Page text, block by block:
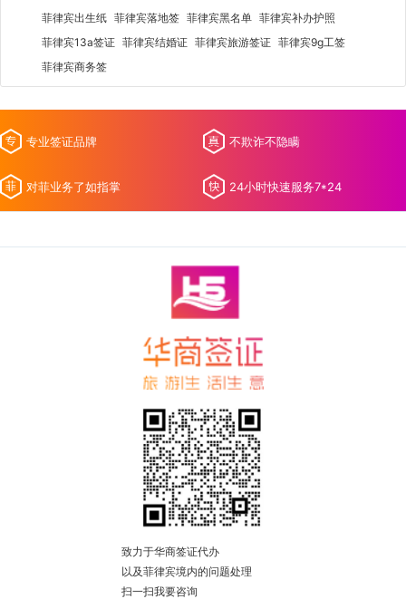
菲律宾出生纸 菲律宾落地签 菲律宾黑名单 菲律宾补办护照
菲律宾13a签证 菲律宾结婚证 菲律宾旅游签证 菲律宾9g工签
菲律宾商务签
专业签证品牌 不欺诈不隐瞒
对菲业务了如指掌 24小时快速服务7*24
致力于华商签证代办
以及菲律宾境内的问题处理
扫一扫我要咨询